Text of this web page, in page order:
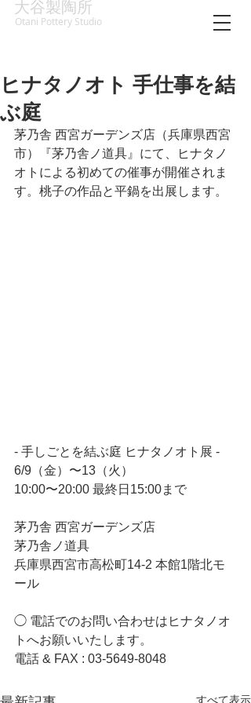
大谷製陶所
Otani Pottery Studio
ヒナタノオト 手仕事を結
ぶ庭
茅乃舎 西宮ガーデンズ店（兵庫県西宮
市）『茅乃舎ノ道具』にて、ヒナタノ
オトによる初めての催事が開催されま
す。桃子の作品と平鍋を出展します。
- 手しごとを結ぶ庭 ヒナタノオト展 -
6/9（金）〜13（火）
10:00〜20:00 最終日15:00まで
茅乃舎 西宮ガーデンズ店
茅乃舎ノ道具
兵庫県西宮市高松町14-2 本館1階北モ
ール
◯ 電話でのお問い合わせはヒナタノオ
トへお願いいたします。
電話 & FAX : 03-5649-8048
すべて表示